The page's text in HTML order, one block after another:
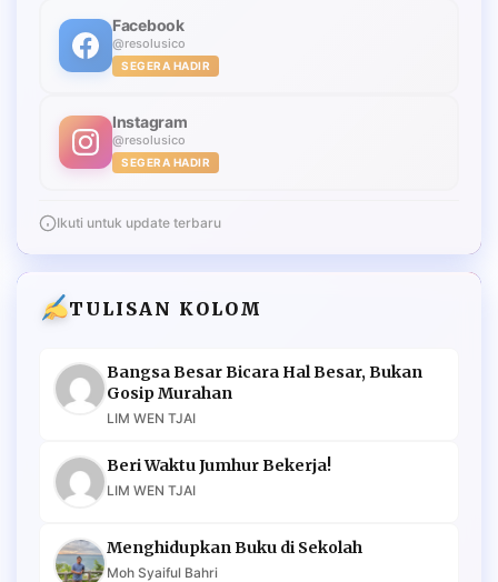
Facebook
@resolusico
SEGERA HADIR
Instagram
@resolusico
SEGERA HADIR
Ikuti untuk update terbaru
TULISAN KOLOM
Bangsa Besar Bicara Hal Besar, Bukan
Gosip Murahan
LIM WEN TJAI
Beri Waktu Jumhur Bekerja!
LIM WEN TJAI
Menghidupkan Buku di Sekolah
Moh Syaiful Bahri